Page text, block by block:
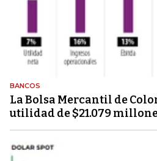
BANCOS
La Bolsa Mercantil de
utilidad de $21.079